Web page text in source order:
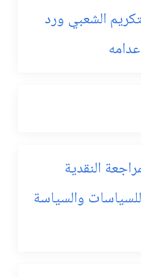
الشعبي ورد
النقدية
والسياسة